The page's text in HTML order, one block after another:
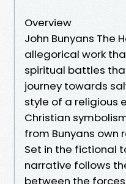
Overview
John Bunyans The
allegorical work
spiritual battles
journey towards
style of a religious
Christian
from Bunyans own
Set in the fictional
narrative follows
between the